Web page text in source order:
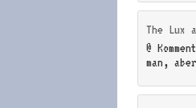
The Lux
@
man,